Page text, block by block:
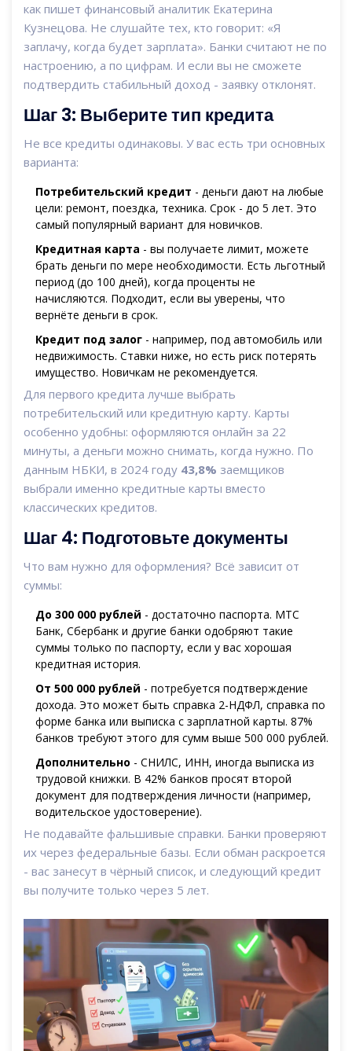
как пишет финансовый аналитик Екатерина
Кузнецова. Не слушайте тех, кто говорит: «Я
заплачу, когда будет зарплата». Банки считают не по
настроению, а по цифрам. И если вы не сможете
подтвердить стабильный доход - заявку отклонят.
Шаг 3: Выберите тип кредита
Не все кредиты одинаковы. У вас есть три основных
варианта:
Потребительский кредит - деньги дают на любые
цели: ремонт, поездка, техника. Срок - до 5 лет. Это
самый популярный вариант для новичков.
Кредитная карта - вы получаете лимит, можете
брать деньги по мере необходимости. Есть льготный
период (до 100 дней), когда проценты не
начисляются. Подходит, если вы уверены, что
вернёте деньги в срок.
Кредит под залог - например, под автомобиль или
недвижимость. Ставки ниже, но есть риск потерять
имущество. Новичкам не рекомендуется.
Для первого кредита лучше выбрать
потребительский или кредитную карту. Карты
особенно удобны: оформляются онлайн за 22
минуты, а деньги можно снимать, когда нужно. По
данным НБКИ, в 2024 году 43,8% заемщиков
выбрали именно кредитные карты вместо
классических кредитов.
Шаг 4: Подготовьте документы
Что вам нужно для оформления? Всё зависит от
суммы:
До 300 000 рублей - достаточно паспорта. МТС
Банк, Сбербанк и другие банки одобряют такие
суммы только по паспорту, если у вас хорошая
кредитная история.
От 500 000 рублей - потребуется подтверждение
дохода. Это может быть справка 2-НДФЛ, справка по
форме банка или выписка с зарплатной карты. 87%
банков требуют этого для сумм выше 500 000 рублей.
Дополнительно - СНИЛС, ИНН, иногда выписка из
трудовой книжки. В 42% банков просят второй
документ для подтверждения личности (например,
водительское удостоверение).
Не подавайте фальшивые справки. Банки проверяют
их через федеральные базы. Если обман раскроется
- вас занесут в чёрный список, и следующий кредит
вы получите только через 5 лет.